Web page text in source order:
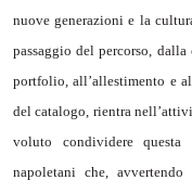
nuove generazioni e la
passaggio del percorso,
portfolio, all’allestimento e
del catalogo, rientra
voluto condividere
napoletani che,